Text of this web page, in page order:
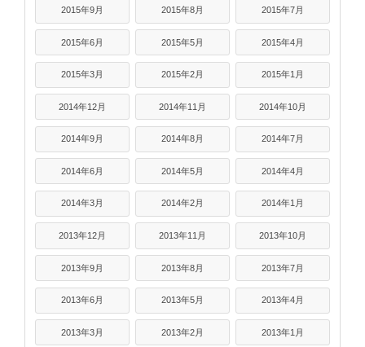
2015年9月 2015年8月 2015年7月
2015年6月 2015年5月 2015年4月
2015年3月 2015年2月 2015年1月
2014年12月 2014年11月 2014年10月
2014年9月 2014年8月 2014年7月
2014年6月 2014年5月 2014年4月
2014年3月 2014年2月 2014年1月
2013年12月 2013年11月 2013年10月
2013年9月 2013年8月 2013年7月
2013年6月 2013年5月 2013年4月
2013年3月 2013年2月 2013年1月